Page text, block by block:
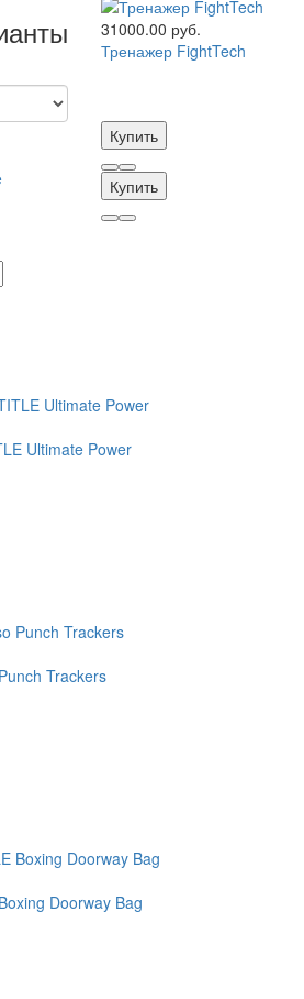
31000.00 руб.
Тренажер FightTech
Купить
Купить
Ultimate Power
Trackers
Doorway Bag